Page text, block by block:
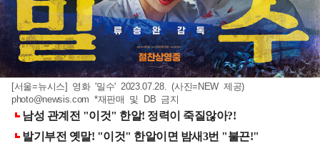
[서울=뉴시스] 영화 '밀수' 2023.07.28. (사진=NEW 제공)
photo@newsis.com *재판매 및 DB 금지